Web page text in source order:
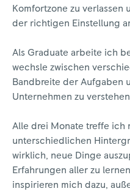
Komfortzone zu verlassen
der richtigen Einstellung
Als Graduate arbeite ich
wechsle zwischen
Bandbreite der Aufgaben
Unternehmen zu
Alle drei Monate treffe ich
unterschiedlichen
wirklich, neue Dinge
Erfahrungen aller zu
inspirieren mich dazu,